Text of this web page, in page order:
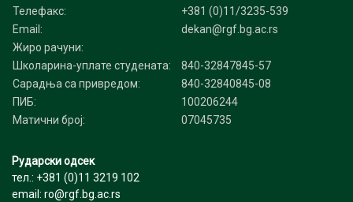
Телефакс:
+381 (0)11/3235-539
Email:
dekan@rgf.bg.ac.rs
Жиро рачуни:
Школарина-уплате студената:
840-32847845-57
Сарадња са привредом:
840-32840845-08
ПИБ:
100206244
Матични број:
07045735
Рударски одсек
тел.: +381 (0)11 3219 102
email: ro@rgf.bg.ac.rs